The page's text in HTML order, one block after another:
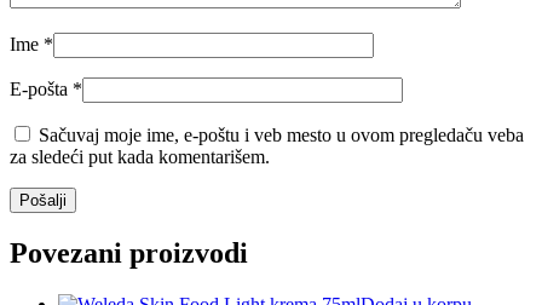
Ime *
E-pošta *
Sačuvaj moje ime, e-poštu i veb mesto u ovom pregledaču veba
za sledeći put kada komentarišem.
Povezani proizvodi